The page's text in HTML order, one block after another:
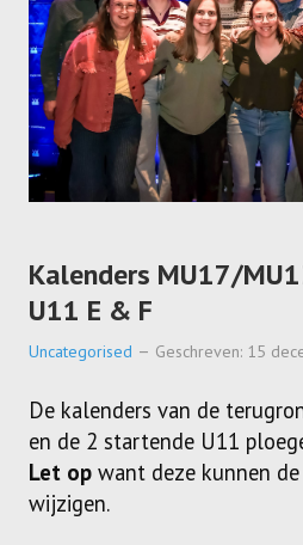
Kalenders MU17/
U11 E & F
Uncategorised Geschreven: 15
De kalenders van de
en de 2 startende U11
Let op want deze kunnen
wijzigen.